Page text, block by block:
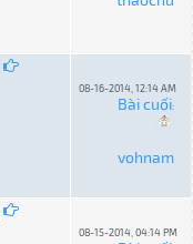
08-16-2014, 12:14 AM
Bài cuối:
vohnam
08-15-2014, 04:14 PM